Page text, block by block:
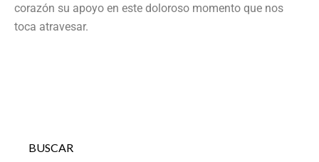
corazón su apoyo en este doloroso momento que nos
toca atravesar.
BUSCAR